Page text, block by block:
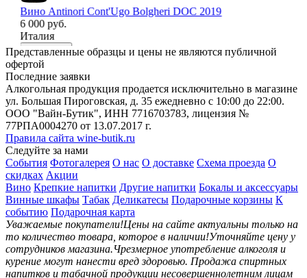
Вино Antinori Cont'Ugo Bolgheri DOC 2019
6 000 руб.
Италия
В корзину
Представленные образцы и цены не являются публичной
офертой
Последние заявки
Алкогольная продукция продается исключительно в магазине
ул. Большая Пироговская, д. 35 ежедневно с 10:00 до 22:00.
ООО "Вайн-Бутик", ИНН 7716703783, лицензия №
77РПА0004270 от 13.07.2017 г.
Правила сайта wine-butik.ru
Следуйте за нами
События Фотогалерея О нас О доставке Схема проезда О
скидках Акции
Вино Крепкие напитки Другие напитки Бокалы и аксессуары
Винные шкафы Табак Деликатесы Подарочные корзины К
событию Подарочная карта
Уважаемые покупатели!Цены на сайте актуальны только на
то количество товара, которое в наличии!Уточняйте цену у
сотрудников магазина.Чрезмерное употребление алкоголя и
курение могут нанести вред здоровью. Продажа спиртных
напитков и табачной продукции несовершеннолетним лицам